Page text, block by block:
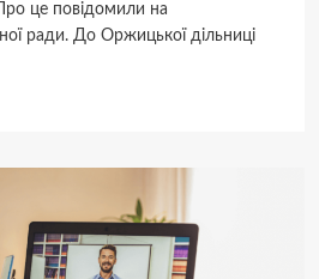
це повідомили на
ради. До Оржицької дільниці